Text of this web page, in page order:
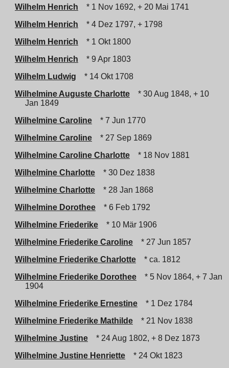
Wilhelm Henrich
* 1 Nov 1692, + 20 Mai 1741
Wilhelm Henrich
* 4 Dez 1797, + 1798
Wilhelm Henrich
* 1 Okt 1800
Wilhelm Henrich
* 9 Apr 1803
Wilhelm Ludwig
* 14 Okt 1708
Wilhelmine Auguste Charlotte
* 30 Aug 1848, + 10
Jan 1849
Wilhelmine Caroline
* 7 Jun 1770
Wilhelmine Caroline
* 27 Sep 1869
Wilhelmine Caroline Charlotte
* 18 Nov 1881
Wilhelmine Charlotte
* 30 Dez 1838
Wilhelmine Charlotte
* 28 Jan 1868
Wilhelmine Dorothee
* 6 Feb 1792
Wilhelmine Friederike
* 10 Mär 1906
Wilhelmine Friederike Caroline
* 27 Jun 1857
Wilhelmine Friederike Charlotte
* ca. 1812
Wilhelmine Friederike Dorothee
* 5 Nov 1864, + 7 Jan
1904
Wilhelmine Friederike Ernestine
* 1 Dez 1784
Wilhelmine Friederike Mathilde
* 21 Nov 1838
Wilhelmine Justine
* 24 Aug 1802, + 8 Dez 1873
Wilhelmine Justine Henriette
* 24 Okt 1823